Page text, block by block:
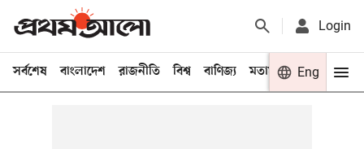
Login
সর্বশেষ বাংলাদেশ রাজনীতি বিশ্ব বাণিজ্য মতামত খেলা
Eng